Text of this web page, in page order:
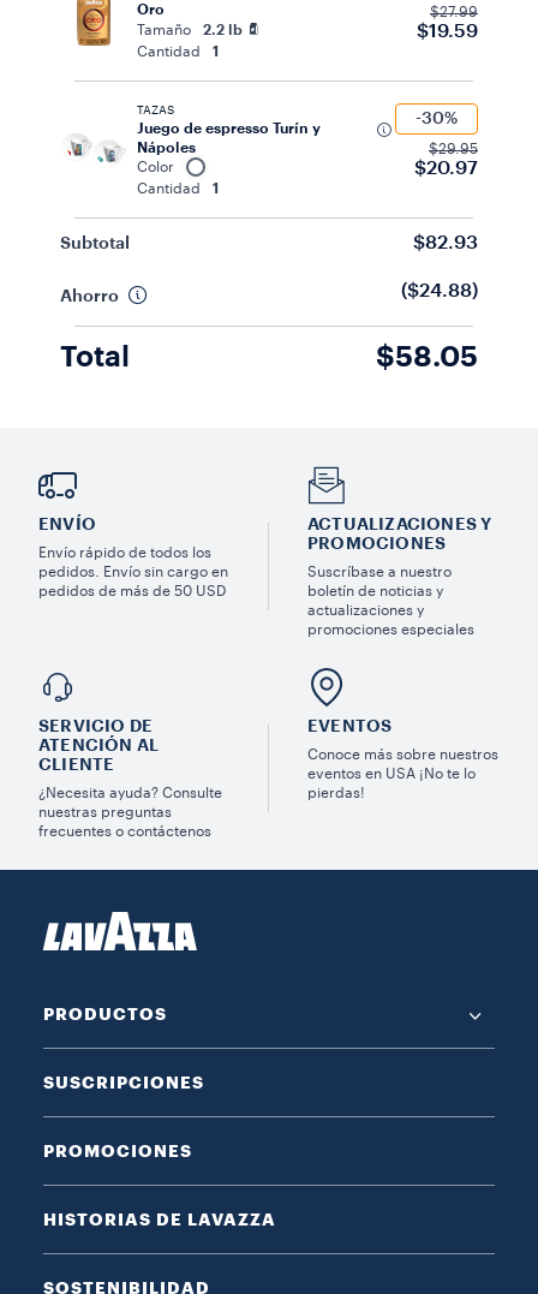
Oro
Tamaño
2.2 lb
Cantidad
1
$27.99
$19.59
TAZAS
Juego de espresso Turín y
Nápoles
Color
Cantidad
1
-30%
$29.95
$20.97
Subtotal $82.93
Ahorro ($24.88)
Total $58.05
ENVÍO
Envío rápido de todos los
pedidos. Envío sin cargo en
pedidos de más de 50 USD
ACTUALIZACIONES Y
PROMOCIONES
Suscríbase a nuestro
boletín de noticias y
actualizaciones y
promociones especiales
SERVICIO DE
ATENCIÓN AL
CLIENTE
¿Necesita ayuda? Consulte
nuestras preguntas
frecuentes o contáctenos
EVENTOS
Conoce más sobre nuestros
eventos en USA ¡No te lo
pierdas!
PRODUCTOS
SUSCRIPCIONES
PROMOCIONES
HISTORIAS DE LAVAZZA
SOSTENIBILIDAD